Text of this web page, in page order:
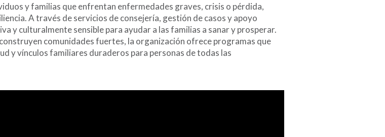
y familias que enfrentan enfermedades graves, crisis o pérdida,
A través de servicios de consejería, gestión de casos y apoyo
y culturalmente sensible para ayudar a las familias a sanar y prosperar.
comunidades fuertes, la organización ofrece programas que
y vínculos familiares duraderos para personas de todas las